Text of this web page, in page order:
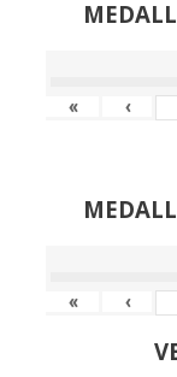
« ‹
« ‹